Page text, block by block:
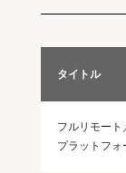
タイトル
フルリモー
プラットフ